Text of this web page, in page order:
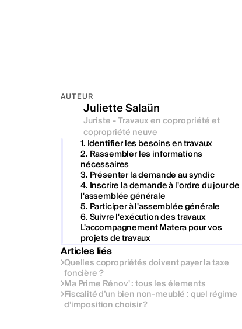
AUTEUR
Juliette Salaün
Juriste - Travaux en copropriété et
copropriété neuve
1. Identifier les besoins en travaux
2. Rassembler les informations
nécessaires
3. Présenter la demande au syndic
4. Inscrire la demande à l'ordre du jour de
l'assemblée générale
5. Participer à l'assemblée générale
6. Suivre l'exécution des travaux
L'accompagnement Matera pour vos
projets de travaux
Articles liés
Quelles copropriétés doivent payer la taxe
foncière ?
Ma Prime Rénov' : tous les élements
Fiscalité d’un bien non-meublé : quel régime
d’imposition choisir ?